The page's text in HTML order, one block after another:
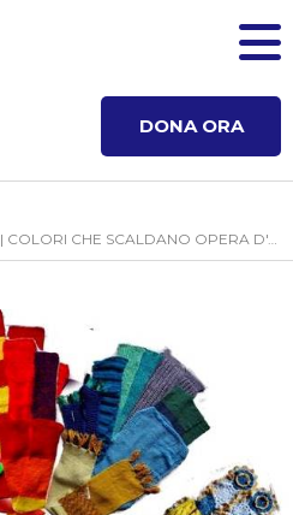
DONA ORA
| COLORI CHE SCALDANO OPERA D'ARTE CONDIVISA